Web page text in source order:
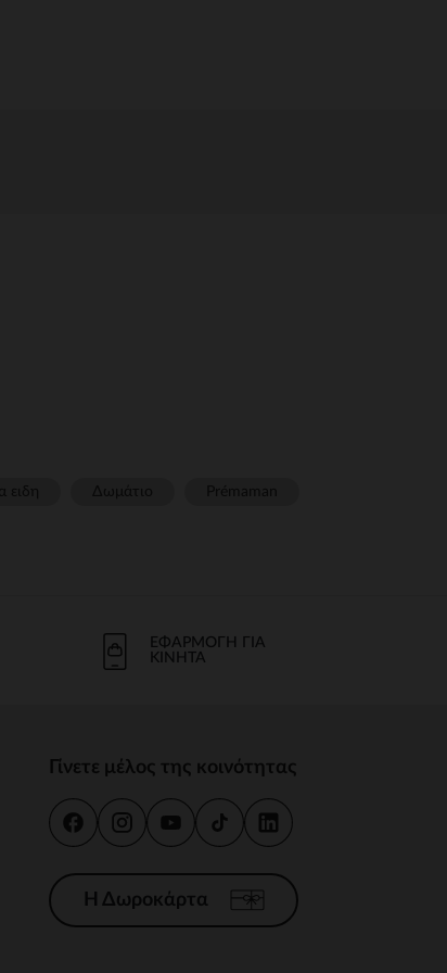
ΕΦΑΡΜΟΓΉ ΓΙΑ
ΚΙΝΗΤΆ
Γίνετε μέλος της κοινότητας
Η Δωροκάρτα